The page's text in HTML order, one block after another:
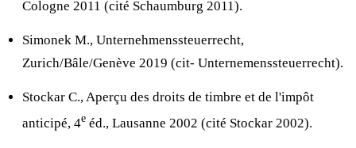
Cologne 2011 (cité Schaumburg 2011).
Simonek M., Unternehmenssteuerrecht,
Zurich/Bâle/Genève 2019 (cit- Unternemenssteuerrecht).
Stockar C., Aperçu des droits de timbre et de l'impôt
anticipé, 4e éd., Lausanne 2002 (cité Stockar 2002).